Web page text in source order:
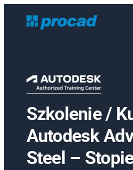
Szkolenie /
Autodesk
Steel –
Oprogramowanie
Szkolenia